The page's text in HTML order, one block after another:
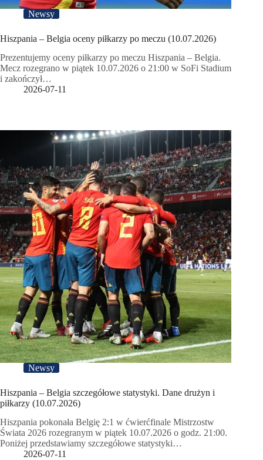
Newsy
Hiszpania – Belgia oceny piłkarzy po meczu (10.07.2026)
Prezentujemy oceny piłkarzy po meczu Hiszpania – Belgia.
Mecz rozegrano w piątek 10.07.2026 o 21:00 w SoFi Stadium
i zakończył…
2026-07-11
Newsy
Hiszpania – Belgia szczegółowe statystyki. Dane drużyn i
piłkarzy (10.07.2026)
Hiszpania pokonała Belgię 2:1 w ćwierćfinale Mistrzostw
Świata 2026 rozegranym w piątek 10.07.2026 o godz. 21:00.
Poniżej przedstawiamy szczegółowe statystyki…
2026-07-11